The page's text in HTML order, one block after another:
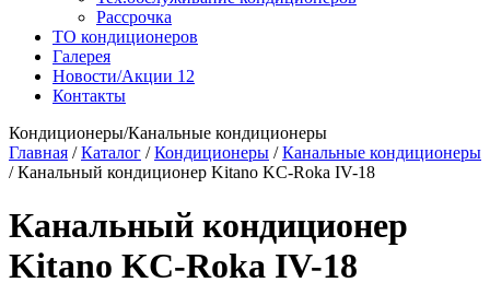
Рассрочка
ТО кондиционеров
Галерея
Новости/Акции 12
Контакты
Кондиционеры/Канальные кондиционеры
Главная /Каталог /Кондиционеры /Канальные кондиционеры
/Канальный кондиционер Kitano KC-Roka IV-18
Канальный кондиционер
Kitano KC-Roka IV-18